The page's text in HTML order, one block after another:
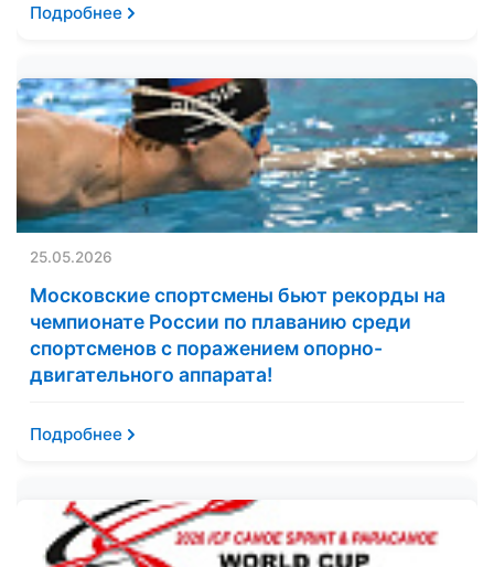
Подробнее
25.05.2026
Московские спортсмены бьют рекорды на
чемпионате России по плаванию среди
спортсменов с поражением опорно-
двигательного аппарата!
Подробнее